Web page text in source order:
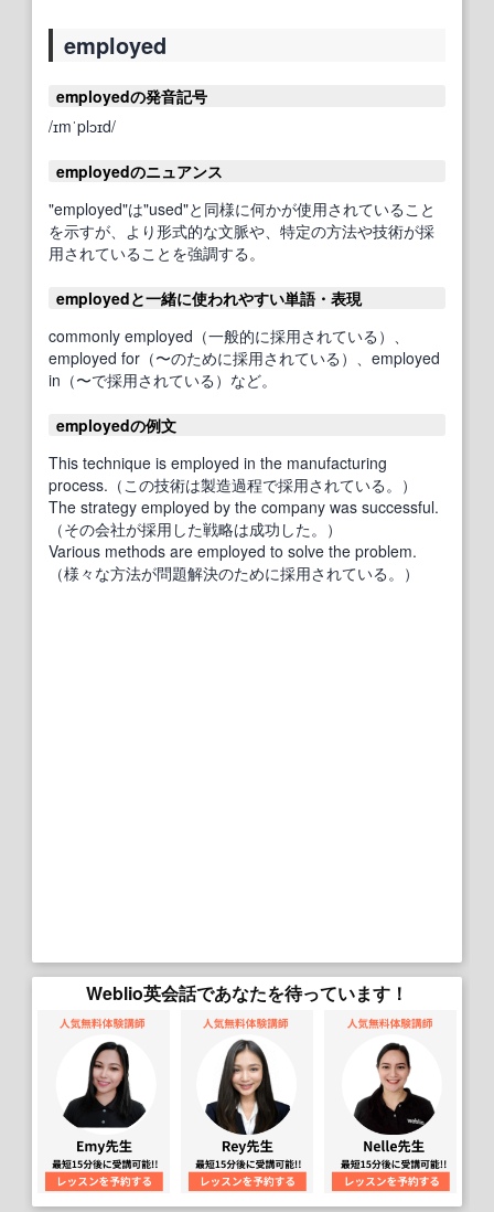
employed
employedの発音記号
/ɪmˈplɔɪd/
employedのニュアンス
"employed"は"used"と同様に何かが使用されていること
を示すが、より形式的な文脈や、特定の方法や技術が採
用されていることを強調する。
employedと一緒に使われやすい単語・表現
commonly employed（一般的に採用されている）、
employed for（〜のために採用されている）、employed
in（〜で採用されている）など。
employedの例文
This technique is employed in the manufacturing
process.（この技術は製造過程で採用されている。）
The strategy employed by the company was successful.
（その会社が採用した戦略は成功した。）
Various methods are employed to solve the problem.
（様々な方法が問題解決のために採用されている。）
Weblio英会話であなたを待っています！